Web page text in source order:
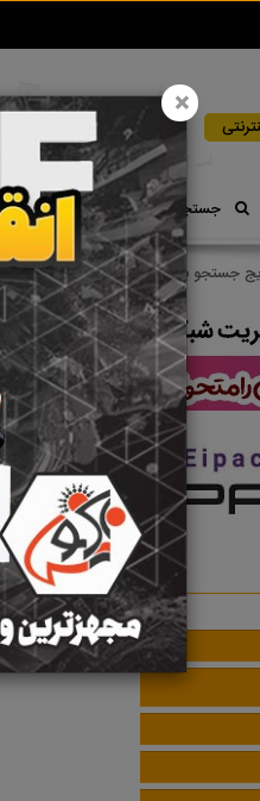
جستجوی سریع
جستجو برای برچسبتعمیرات pcr
نتایج
×